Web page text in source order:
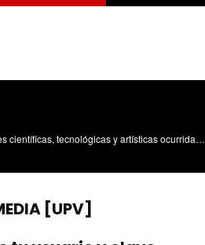
Divulgación de las actividades científicas, tecnológicas y artísticas ocurridas en los tres campus de la UPV